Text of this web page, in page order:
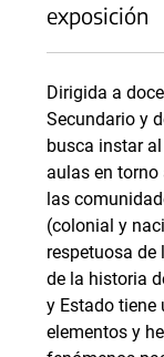
exposición
Dirigida a
Secundario y
busca instar
aulas en
las
(colonial y
respetuosa de
de la historia
y Estado tiene
elementos y